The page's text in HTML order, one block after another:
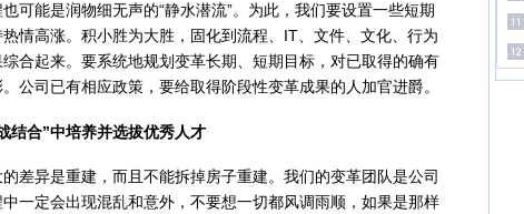
能是润物细无声的“静水潜流”。为此，我们要设置一些短期
情高涨。积小胜为大胜，固化到流程、IT、文件、文化、行为
合起来。要系统地规划变革长期、短期目标，对已取得的确有
公司已有相应政策，要给取得阶段性变革成果的人加官进爵。
结合”中培养并选拔优秀人才
异是重建，而且不能拆掉房子重建。我们的变革团队是公司
一定会出现混乱和意外，不要想一切都风调雨顺，如果是那样